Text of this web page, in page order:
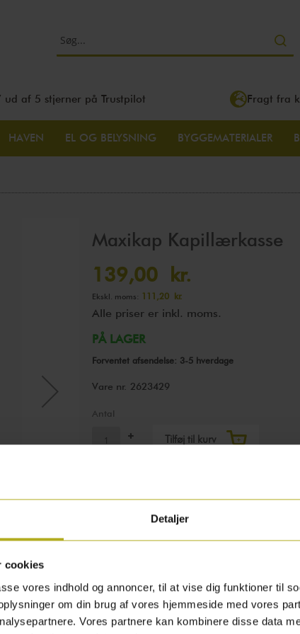
Detaljer
cookies
vores indhold og annoncer, til at vise dig funktioner til
om din brug af vores hjemmeside med vores
Vores partnere kan kombinere disse data
Search
ud af 5 stjerner på Trustpilot Fragt fra
HAVEN EL OG BELYSNING BYGGEMATERIALER
Maxikap Kapillærkasse
139,00 kr.
111,20 kr.
Alle priser er inkl. moms.
PÅ LAGER
Forventet afsendelse: 3-5 hverdage
Vare nr. 2623429
Antal
Tilføj til kurv
Pindstrup Kapillærkasse